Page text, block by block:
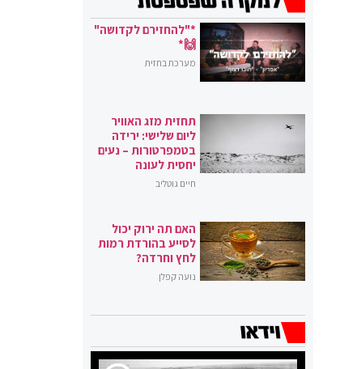
*"להחזירם לקדושה"
🙌*
מערכת בחזית
תחזית מזג האוויר
ליום שלישי: ירידה
בטמפרטורות – נעים
יחסית לעונה
חיים גוטליב
האם תה ירוק יכול
לסייע בהורדת רמות
לחץ וחרדה?
נועה קפלן